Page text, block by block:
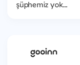
şüphemiz yok...